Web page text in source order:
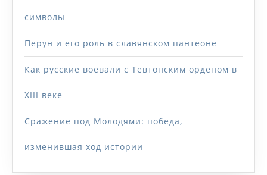
символы
Перун и его роль в славянском пантеоне
Как русские воевали с Тевтонским орденом в
XIII веке
Сражение под Молодями: победа,
изменившая ход истории